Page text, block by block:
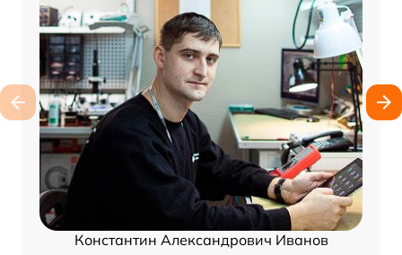
Константин Александрович Иванов